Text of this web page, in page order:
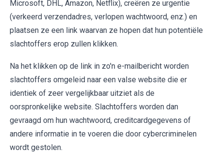
Microsoft, DHL, Amazon, Netflix), creëren ze urgentie
(verkeerd verzendadres, verlopen wachtwoord, enz.) en
plaatsen ze een link waarvan ze hopen dat hun potentiële
slachtoffers erop zullen klikken.
Na het klikken op de link in zo'n e-mailbericht worden
slachtoffers omgeleid naar een valse website die er
identiek of zeer vergelijkbaar uitziet als de
oorspronkelijke website. Slachtoffers worden dan
gevraagd om hun wachtwoord, creditcardgegevens of
andere informatie in te voeren die door cybercriminelen
wordt gestolen.